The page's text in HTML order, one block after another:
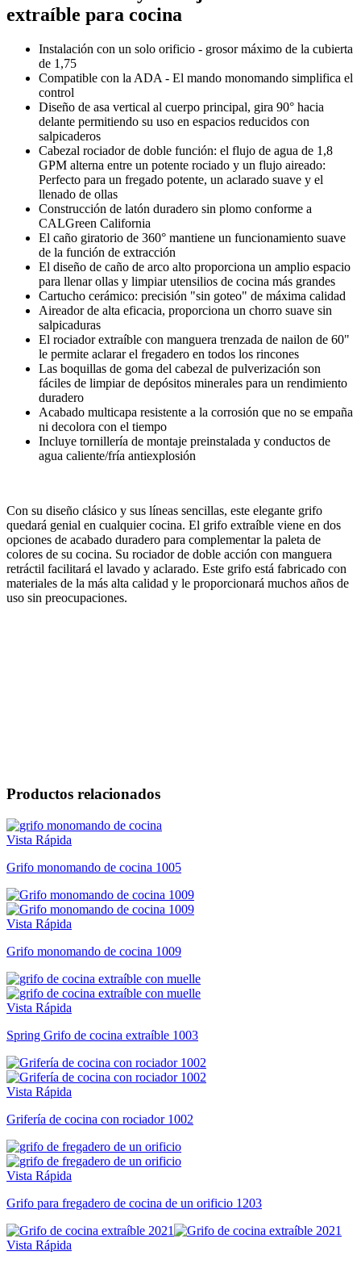
extraíble para cocina
Instalación con un solo orificio - grosor máximo de la cubierta
de 1,75
Compatible con la ADA - El mando monomando simplifica el
control
Diseño de asa vertical al cuerpo principal, gira 90° hacia
delante permitiendo su uso en espacios reducidos con
salpicaderos
Cabezal rociador de doble función: el flujo de agua de 1,8
GPM alterna entre un potente rociado y un flujo aireado:
Perfecto para un fregado potente, un aclarado suave y el
llenado de ollas
Construcción de latón duradero sin plomo conforme a
CALGreen California
El caño giratorio de 360° mantiene un funcionamiento suave
de la función de extracción
El diseño de caño de arco alto proporciona un amplio espacio
para llenar ollas y limpiar utensilios de cocina más grandes
Cartucho cerámico: precisión "sin goteo" de máxima calidad
Aireador de alta eficacia, proporciona un chorro suave sin
salpicaduras
El rociador extraíble con manguera trenzada de nailon de 60"
le permite aclarar el fregadero en todos los rincones
Las boquillas de goma del cabezal de pulverización son
fáciles de limpiar de depósitos minerales para un rendimiento
duradero
Acabado multicapa resistente a la corrosión que no se empaña
ni decolora con el tiempo
Incluye tornillería de montaje preinstalada y conductos de
agua caliente/fría antiexplosión
Con su diseño clásico y sus líneas sencillas, este elegante grifo
quedará genial en cualquier cocina. El grifo extraíble viene en dos
opciones de acabado duradero para complementar la paleta de
colores de su cocina. Su rociador de doble acción con manguera
retráctil facilitará el lavado y aclarado. Este grifo está fabricado con
materiales de la más alta calidad y le proporcionará muchos años de
uso sin preocupaciones.
Productos relacionados
Vista Rápida
Grifo monomando de cocina 1005
Vista Rápida
Grifo monomando de cocina 1009
Vista Rápida
Spring Grifo de cocina extraíble 1003
Vista Rápida
Grifería de cocina con rociador 1002
Vista Rápida
Grifo para fregadero de cocina de un orificio 1203
Vista Rápida